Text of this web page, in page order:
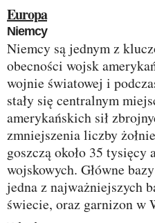
Europa
Niemcy
Niemcy są jednym z kluczowych punktów
obecności wojsk
wojnie światowej i
stały się centralnym
amerykańskich sił
zmniejszenia liczby
goszczą około 35 tysięcy
wojskowych. Główne
jedna z najważniejszych
świecie, oraz garnizon w